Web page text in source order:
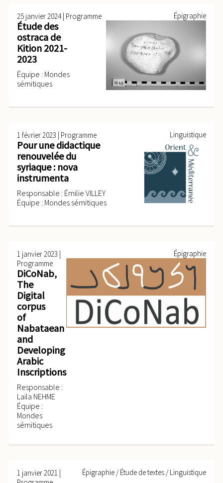
25 janvier 2024| Programme
Étude des
ostraca de
Kition 2021-
2023
Équipe : Mondes
sémitiques
Épigraphie
1 février 2023 | Programme
Pour une didactique
renouvelée du
syriaque : nova
instrumenta
Responsable : Émilie VILLEY
Équipe : Mondes sémitiques
Linguistique
1 janvier 2023 |
Programme
DiCoNab,
The
Digital
corpus
of
Nabataean
and
Developing
Arabic
Inscriptions
Responsable :
Laïla NEHME
Équipe :
Mondes
sémitiques
Épigraphie
1 janvier 2021 | Épigraphie / Étude de textes / Linguistique